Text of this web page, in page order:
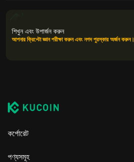
শিখুন এবং উপার্জন করুন
আপনার ক্রিপ্টো জ্ঞান পরীক্ষা করুন এবং নগদ পুরস্কার অর্জন করুন।
কর্পোরেট
পণ্যসমূহ